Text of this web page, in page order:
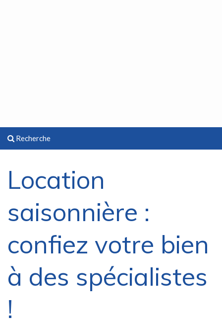
Recherche
Location
saisonnière :
confiez votre bien
à des spécialistes
!